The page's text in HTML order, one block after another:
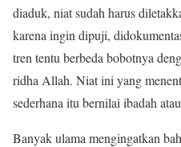
diaduk, niat sudah harus
karena ingin dipuji,
tren tentu berbeda bobotnya
ridha Allah. Niat ini yang
sederhana itu bernilai ibadah
Banyak ulama mengingatkan